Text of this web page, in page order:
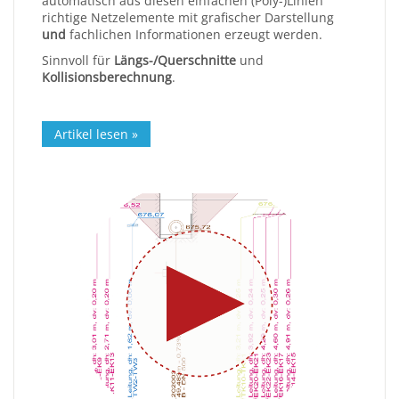
richtige Netzelemente mit grafischer Darstellung
und fachlichen Informationen erzeugt werden.
Sinnvoll für Längs-/Querschnitte und
Kollisionsberechnung.
Artikel lesen »